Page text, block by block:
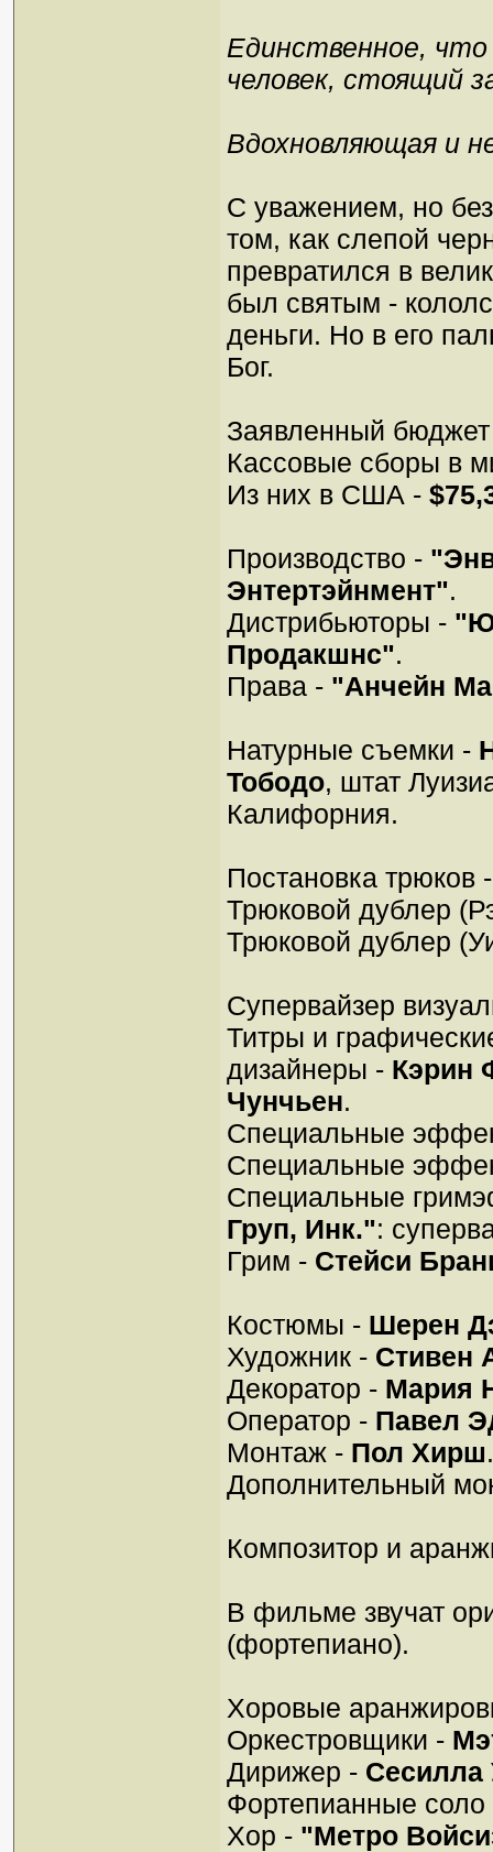
Единственное,
человек, стоящий
Вдохновляющая и
С уважением, но
том, как слепой
превратился в
был святым -
деньги. Но в его
Бог.
Заявленный
Кассовые сборы в
Из них в США -
Производство -
Энтертэйнмент".
Дистрибьюторы -
Продакшнс".
Права - "Анчейн
Натурные съемки -
Тободо, штат
Калифорния.
Постановка трюков
Трюковой дублер
Трюковой дублер
Супервайзер
Титры и
дизайнеры - Кэрин
Чунчьен.
Специальные
Специальные
Специальные
Груп, Инк.":
Грим - Стейси
Костюмы - Шерен
Художник - Стивен
Декоратор - Мария
Оператор - Павел
Монтаж - Пол Хирш.
Дополнительный
Композитор и
В фильме звучат
(фортепиано).
Хоровые
Оркестровщики -
Дирижер - Сесилла
Фортепианные
Хор - "Метро